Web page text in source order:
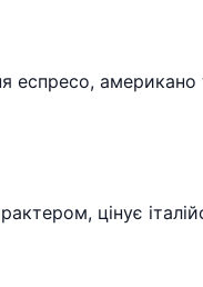
еспресо,
цінує